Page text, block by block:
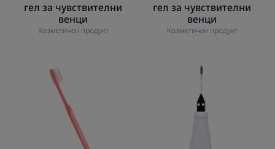
гел за чувствителни
венци
Козметичен продукт
гел за чувствителни
венци
Козметичен продукт
четка
за
ELGYDIUM
CLINIC
Trio
Compact